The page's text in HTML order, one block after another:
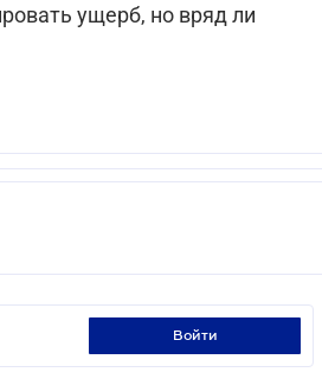
ущерб, но вряд ли
войти